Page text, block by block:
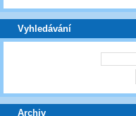
Vyhledávání
Archiv